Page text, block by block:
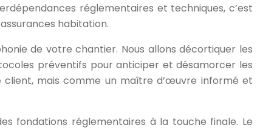
réglementaires et techniques, c’est
habitation.
de votre chantier. Nous allons décortiquer les
préventifs pour anticiper et désamorcer les
client, mais comme un maître d’œuvre informé et
fondations réglementaires à la touche finale. Le